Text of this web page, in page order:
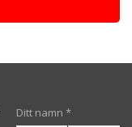
Ditt namn *